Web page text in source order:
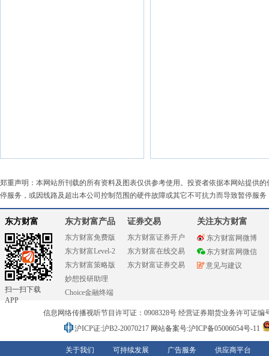
郑重声明：本网站所刊载的所有资料及图表仅供参考使用。投资者依据本网站提供
停服务，或因线路及超出本公司控制范围的硬件故障或其它不可抗力而导致暂停服
东方财富
扫一扫下载
APP
东方财富产品
东方财富免费版
东方财富Level-2
东方财富策略版
妙想投研助理
Choice金融终端
证券交易
东方财富证券开户
东方财富在线交易
东方财富证券交易
关注东方财富
东方财富网微博
东方财富网微信
意见与建议
信息网络传播视听节目许可证：0908328号 经营证券期货业务许可证编
沪ICP证:沪B2-20070217 网站备案号:沪ICP备05006054号-11
关于我们 可持续发展 广告服务 供应商平台